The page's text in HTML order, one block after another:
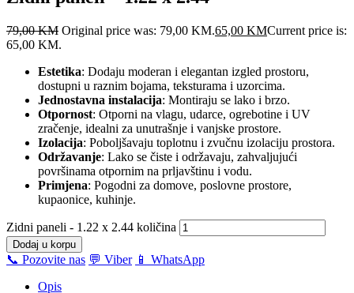
79,00KM Original price was: 79,00 KM.65,00 KMCurrent price is:
65,00 KM.
Estetika: Dodaju moderan i elegantan izgled prostoru,
dostupni u raznim bojama, teksturama i uzorcima.
Jednostavna instalacija: Montiraju se lako i brzo.
Otpornost: Otporni na vlagu, udarce, ogrebotine i UV
zračenje, idealni za unutrašnje i vanjske prostore.
Izolacija: Poboljšavaju toplotnu i zvučnu izolaciju prostora.
Održavanje: Lako se čiste i održavaju, zahvaljujući
površinama otpornim na prljavštinu i vodu.
Primjena: Pogodni za domove, poslovne prostore,
kupaonice, kuhinje.
Zidni paneli - 1.22 x 2.44 količina
Dodaj u korpu
📞 Pozovite nas 💬 Viber 📱 WhatsApp
Opis